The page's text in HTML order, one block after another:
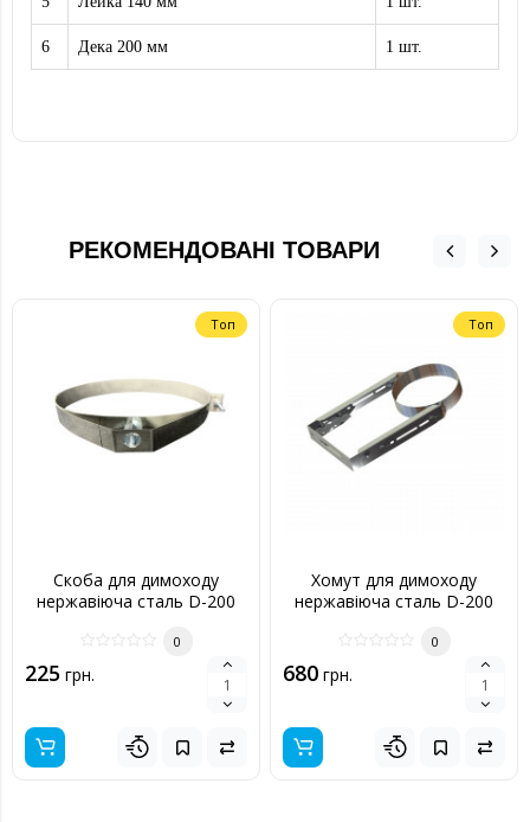
6 Дека 200 мм 1 шт.
РЕКОМЕНДОВАНІ ТОВАРИ
Топ
Скоба для димоходу
нержавіюча сталь D-200
0
225 грн.
Топ
Хомут для димоходу
нержавіюча сталь D-200
0
680 грн.